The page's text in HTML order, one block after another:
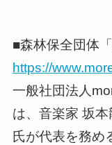
■森林保全団体
https://
一般社団法人
は、音楽家 坂
氏が代表を務め